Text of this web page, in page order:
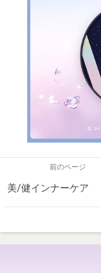
前のページ
美/健インナーケア